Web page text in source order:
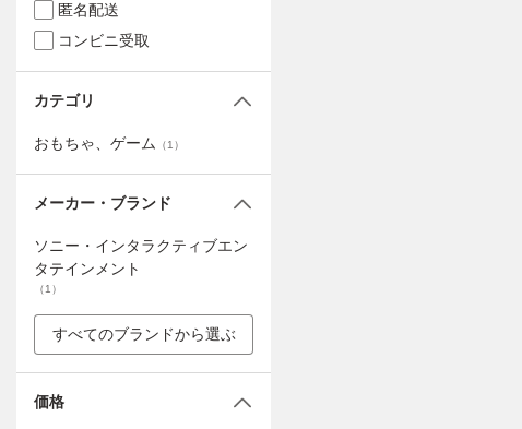
匿名配送
コンビニ受取
カテゴリ
おもちゃ、ゲーム （1 ）
メーカー・ブランド
ソニー・インタラクティブエン
タテインメント
（1 ）
すべてのブランドから選ぶ
価格